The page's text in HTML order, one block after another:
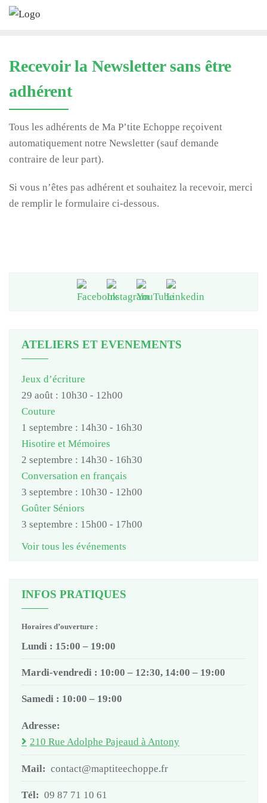
Skip
Recevoir la Newsletter sans être
adhérent
Tous les adhérents de Ma P’tite Echoppe reçoivent
automatiquement notre Newsletter (sauf demande
contraire de leur part).
Si vous n’êtes pas adhérent et souhaitez la recevoir, merci
de remplir le formulaire ci-dessous.
ATELIERS ET EVENEMENTS
Jeux d’écriture
29 août : 10h30 - 12h00
Couture
1 septembre : 14h30 - 16h30
Hisotire et Mémoires
2 septembre : 14h30 - 16h30
Conversation en français
3 septembre : 10h30 - 12h00
Goûter Séniors
3 septembre : 15h00 - 17h00
Voir tous les événements
INFOS PRATIQUES
Horaires d’ouverture :
Lundi : 15:00 – 19:00
Mardi-vendredi : 10:00 – 12:30, 14:00 – 19:00
Samedi : 10:00 – 19:00
Adresse:
210 Rue Adolphe Pajeaud à Antony
Mail: contact@maptiteechoppe.fr
Tél: 09 87 71 10 61